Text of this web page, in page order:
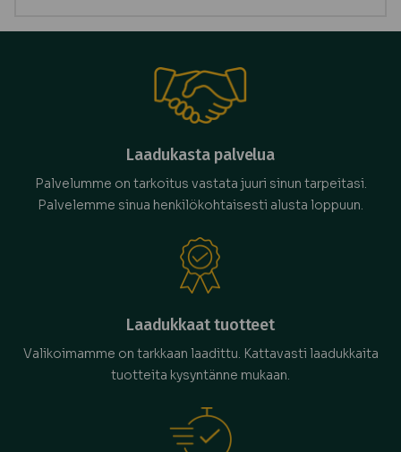
Laadukasta palvelua
Palvelumme on tarkoitus vastata juuri sinun tarpeitasi.
Palvelemme sinua henkilökohtaisesti alusta loppuun.
Laadukkaat tuotteet
Valikoimamme on tarkkaan laadittu. Kattavasti laadukkaita
tuotteita kysyntänne mukaan.